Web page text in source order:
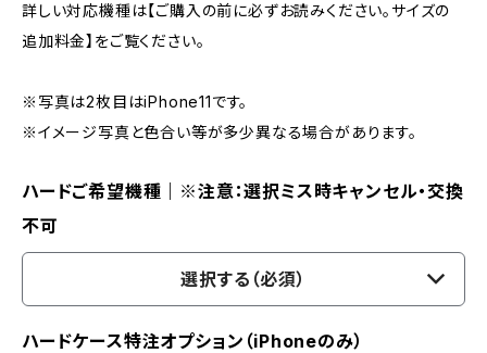
詳しい対応機種は【ご購入の前に必ずお読みください。サイズの
追加料金】をご覧ください。
※写真は2枚目はiPhone11です。
※イメージ写真と色合い等が多少異なる場合があります。
ハードご希望機種｜※注意：選択ミス時キャンセル・交換
不可
選択する（必須）
ハードケース特注オプション（iPhoneのみ）